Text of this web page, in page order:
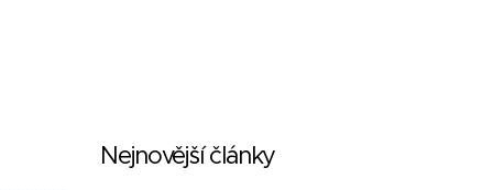
Nejnovější články